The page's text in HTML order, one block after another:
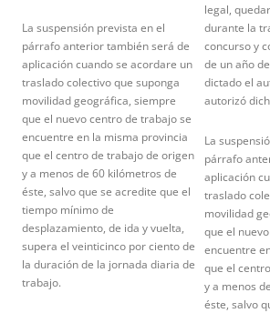
La suspensión prevista en el
párrafo anterior también será de
aplicación cuando se acordare un
traslado colectivo que suponga
movilidad geográfica, siempre
que el nuevo centro de trabajo se
encuentre en la misma provincia
que el centro de trabajo de origen
y a menos de 60 kilómetros de
éste, salvo que se acredite que el
tiempo mínimo de
desplazamiento, de ida y vuelta,
supera el veinticinco por ciento de
la duración de la jornada diaria de
trabajo.
legal,
durante la
concurso y
de un año
dictado el
autorizó
La
párrafo
aplicación
traslado
movilidad
que el
encuentre
que el
y a menos
éste, salvo